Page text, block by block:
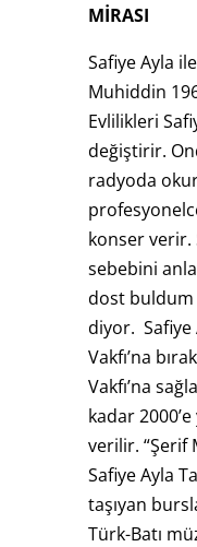
MİRASI
Safiye Ayla
Muhiddin
Evlilikleri
değiştirir.
radyoda
konser verir.
sebebini
dost buldum
diyor. Safiye
Vakfı’na
Vakfı’na
kadar
verilir. “Şerif
Safiye Ayla
taşıyan
Türk-Batı